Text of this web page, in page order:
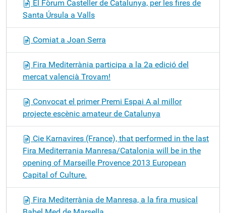
El Fòrum Casteller de Catalunya, per les fires de
Santa Úrsula a Valls
Comiat a Joan Serra
Fira Mediterrània participa a la 2a edició del
mercat valencià Trovam!
Convocat el primer Premi Espai A al millor
projecte escènic amateur de Catalunya
Cie Karnavires (France), that performed in the last
Fira Mediterrania Manresa/Catalonia will be in the
opening of Marseille Provence 2013 European
Capital of Culture.
Fira Mediterrània de Manresa, a la fira musical